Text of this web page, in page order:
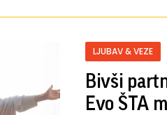
LJUBAV & VEZE
Bivši
Evo ŠTA